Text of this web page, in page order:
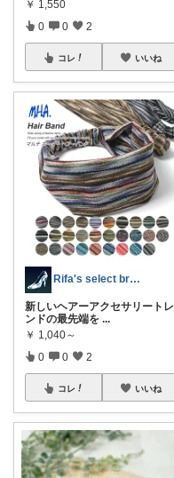
￥ 1,550
0 0 2
コレ いいね
Rifa's select branch
新しいヘアーアクセサリートレ
ンドの最先端を ...
￥ 1,040～
0 0 2
コレ いいね